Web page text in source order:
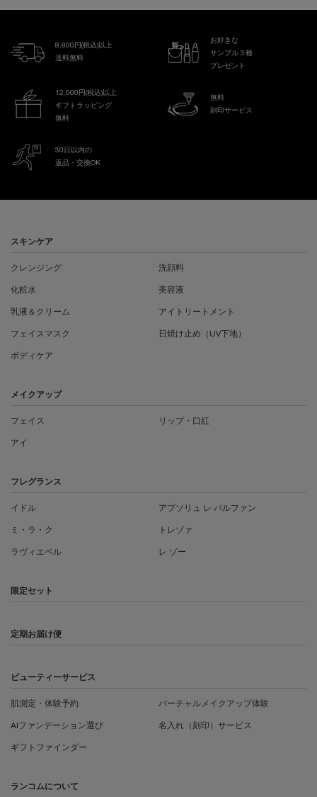
8,800円(税込)以上
送料無料
お好きな
サンプル３種
プレゼント
12,000円(税込)以上
ギフトラッピング
無料
無料
刻印サービス
30日以内の
返品・交換OK
スキンケア
クレンジング 洗顔料
化粧水 美容液
乳液＆クリーム アイトリートメント
フェイスマスク 日焼け止め（UV下地）
ボディケア
メイクアップ
フェイス リップ・口紅
アイ
フレグランス
イドル アプソリュ レ パルファン
ミ・ラ・ク トレゾァ
ラヴィエベル レ ゾー
限定セット
定期お届け便
ビューティーサービス
肌測定・体験予約 バーチャルメイクアップ体験
AIファンデーション選び 名入れ（刻印）サービス
ギフトファインダー
ランコムについて